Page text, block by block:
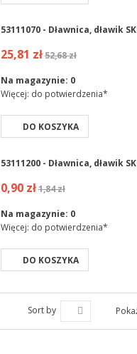
53111070 - Dławnica, dławik
25,81 zł52,68 zł
Na magazynie: 0
Więcej: do potwierdzenia*
DO KOSZYKA
53111200 - Dławnica, dławik
0,90 zł1,84 zł
Na magazynie: 0
Więcej: do potwierdzenia*
DO KOSZYKA
Sort by